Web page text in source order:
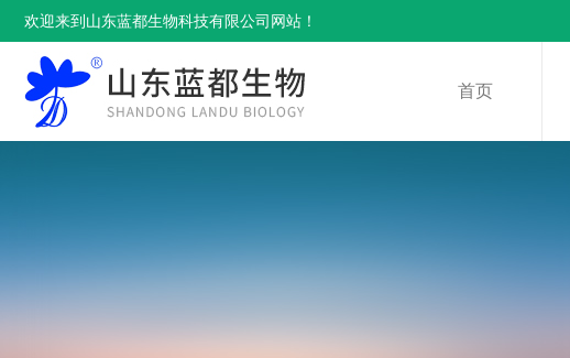
欢迎来到山东蓝都生物科技有限公司网站！
首页